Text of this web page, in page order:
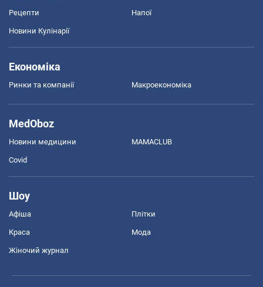
Рецепти Напої
Новини Кулінарії
Економіка
Ринки та компанії Макроекономіка
MedOboz
Новини медицини MAMACLUB
Covid
Шоу
Афіша Плітки
Краса Мода
Жіночий журнал